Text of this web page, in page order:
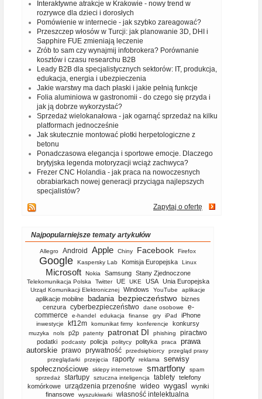
Interaktywne atrakcje w Krakowie - nowy trend w
rozrywce dla dzieci i dorosłych
Pomówienie w internecie - jak szybko zareagować?
Przeszczep włosów w Turcji: jak planowanie 3D, DHI i
Sapphire FUE zmieniają leczenie
Zrób to sam czy wynajmij infobrokera? Porównanie
kosztów i czasu researchu B2B
Leady B2B dla specjalistycznych sektorów: IT, produkcja,
edukacja, energia i ubezpieczenia
Jakie warstwy ma dach płaski i jakie pełnią funkcje
Folia aluminiowa w gastronomii - do czego się przyda i
jak ją dobrze wykorzystać?
Sprzedaż wielokanałowa - jak ogarnąć sprzedaż na kilku
platformach jednocześnie
Jak skutecznie montować płotki herpetologiczne z
betonu
Ponadczasowa elegancja i sportowe emocje. Dlaczego
brytyjska legenda motoryzacji wciąż zachwyca?
Frezer CNC Holandia - jak praca na nowoczesnych
obrabiarkach nowej generacji przyciąga najlepszych
specjalistów?
Zapytaj o ofertę
Najpopularniejsze tematy artykułów
Allegro Android Apple Chiny Facebook Firefox
Google Kaspersky Lab Komisja Europejska Linux
Microsoft Nokia Samsung Stany Zjednoczone
Telekomunikacja Polska Twitter UE UKE USA Unia Europejska
Urząd Komunikacji Elektronicznej Windows YouTube aplikacje
aplikacje mobilne badania bezpieczeństwo biznes
cenzura cyberbezpieczeństwo dane osobowe
e-
commerce
e-handel edukacja finanse gry iPad iPhone
inwestycje kf12m komunikat firmy konferencje konkursy
muzyka nols p2p patenty patronat DI phishing piractwo
podatki podcasty policja politycy polityka praca
prawa
autorskie prawo prywatność przedsiębiorcy
przegląd prasy
przeglądarki
przejęcia raporty reklama
serwisy
społecznościowe
sklepy internetowe smartfony
spam
sprzedaż
startupy sztuczna inteligencja tablety telefony
komórkowe
urządzenia przenośne wideo wygasl
wyniki
finansowe
wyszukiwarki własność intelektualna